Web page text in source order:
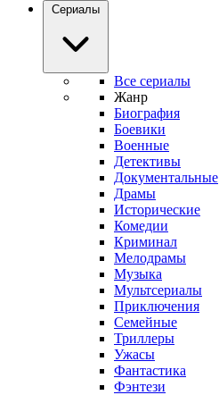
Сериалы
Все сериалы
Жанр
Биография
Боевики
Военные
Детективы
Документальные
Драмы
Исторические
Комедии
Криминал
Мелодрамы
Музыка
Мультсериалы
Приключения
Семейные
Триллеры
Ужасы
Фантастика
Фэнтези